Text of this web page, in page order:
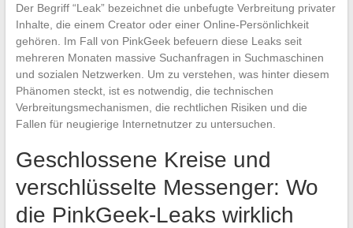
Der Begriff “Leak” bezeichnet die unbefugte Verbreitung privater
Inhalte, die einem Creator oder einer Online-Persönlichkeit
gehören. Im Fall von PinkGeek befeuern diese Leaks seit
mehreren Monaten massive Suchanfragen in Suchmaschinen
und sozialen Netzwerken. Um zu verstehen, was hinter diesem
Phänomen steckt, ist es notwendig, die technischen
Verbreitungsmechanismen, die rechtlichen Risiken und die
Fallen für neugierige Internetnutzer zu untersuchen.
Geschlossene Kreise und
verschlüsselte Messenger: Wo
die PinkGeek-Leaks wirklich